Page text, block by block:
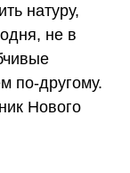
натуру,
не в
по-другому.
Нового